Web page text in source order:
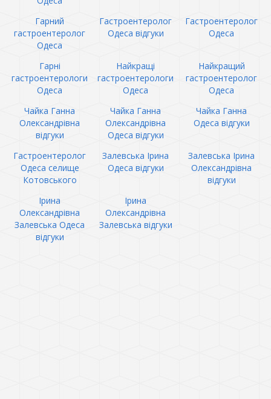
Гарний
гастроентеролог
Одеса
Гастроентеролог
Одеса відгуки
Гастроентеролог
Одеса
Гарні
гастроентерологи
Одеса
Найкращі
гастроентерологи
Одеса
Найкращий
гастроентеролог
Одеса
Чайка Ганна
Олександрівна
відгуки
Чайка Ганна
Олександрівна
Одеса відгуки
Чайка Ганна
Одеса відгуки
Гастроентеролог
Одеса селище
Котовського
Залевська Ірина
Одеса відгуки
Залевська Ірина
Олександрівна
відгуки
Ірина
Олександрівна
Залевська Одеса
відгуки
Ірина
Олександрівна
Залевська відгуки